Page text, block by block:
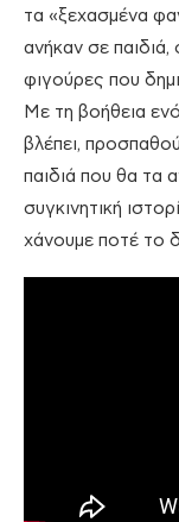
τα «ξεχασμένα
ανήκαν σε
φιγούρες που
Με τη βοήθεια
βλέπει,
παιδιά που θα τα
συγκινητική
χάνουμε ποτέ το